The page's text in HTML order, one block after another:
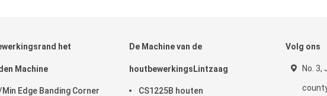
het
Machine
Edge Banding Corner
De Machine van de
houtbewerkingsLintzaag
CS1225B houten
Volg ons
No. 3,